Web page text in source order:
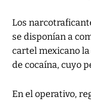
Los
se disponían a
cartel mexicano
de cocaína, cuyo
En el operativo,